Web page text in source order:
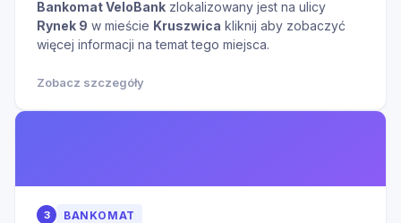
Bankomat VeloBank zlokalizowany jest na ulicy
Rynek 9 w mieście Kruszwica kliknij aby zobaczyć
więcej informacji na temat tego miejsca.
Zobacz szczegóły
3 BANKOMAT